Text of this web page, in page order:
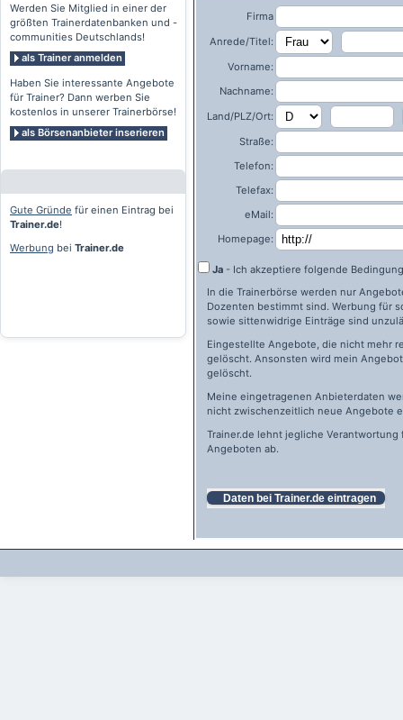
Werden Sie Mitglied in einer der
größten Trainerdatenbanken und -
communities Deutschlands!
als Trainer anmelden
Haben Sie interessante Angebote
für Trainer? Dann werben Sie
kostenlos in unserer Trainerbörse!
als Börsenanbieter inserieren
Gute Gründe für einen Eintrag bei
Trainer.de!
Werbung bei Trainer.de
Firma
Anrede/Titel:
Vorname:
Nachname:
Land/PLZ/Ort:
Straße:
Telefon:
Telefax:
eMail:
Homepage:
Ja - Ich akzeptiere folgende
In die Trainerbörse werden nur
Dozenten bestimmt sind. Werbung für
sowie sittenwidrige Einträge sind
Eingestellte Angebote, die nicht mehr
gelöscht. Ansonsten wird mein
gelöscht.
Meine eingetragenen Anbieterdaten
nicht zwischenzeitlich neue Angebote
Trainer.de lehnt jegliche
Angeboten ab.
Daten bei Trainer.de eintragen